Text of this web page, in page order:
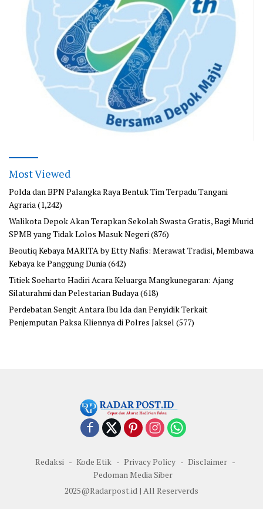
Most Viewed
Polda dan BPN Palangka Raya Bentuk Tim Terpadu Tangani
Agraria(1,242)
Walikota Depok Akan Terapkan Sekolah Swasta Gratis, Bagi Murid
SPMB yang Tidak Lolos Masuk Negeri(876)
Beoutiq Kebaya MARITA by Etty Nafis: Merawat Tradisi, Membawa
Kebaya ke Panggung Dunia(642)
Titiek Soeharto Hadiri Acara Keluarga Mangkunegaran: Ajang
Silaturahmi dan Pelestarian Budaya(618)
Perdebatan Sengit Antara Ibu Ida dan Penyidik Terkait
Penjemputan Paksa Kliennya di Polres Jaksel (577)
Redaksi Kode Etik Privacy Policy
Disclaimer
Pedoman Media Siber
2025@Radarpost.id | All Reserverds